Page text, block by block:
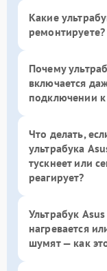
Какие
ремонтируете?
Почему
включается
подключении к
Что делать,
ультрабука
тускнеет или
реагирует?
Ультрабук
нагревается
шумят — как